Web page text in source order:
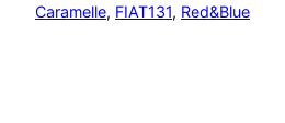
Caramelle, FIAT131, Red&Blue